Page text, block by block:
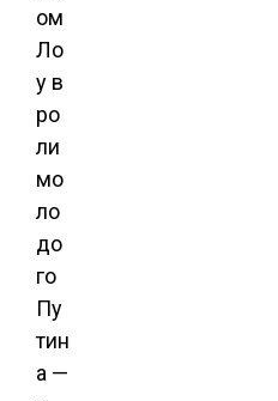
ом
Ло
у в
ро
ли
мо
ло
до
го
Пу
тин
а —